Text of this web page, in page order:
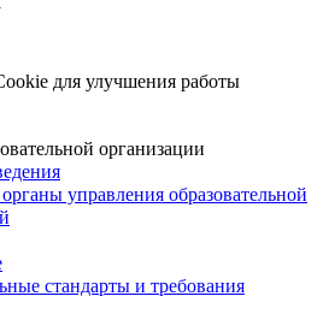
для улучшения работы
организации
управления образовательной
стандарты и требования